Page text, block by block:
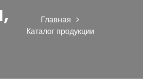
Главная
Каталог продукции